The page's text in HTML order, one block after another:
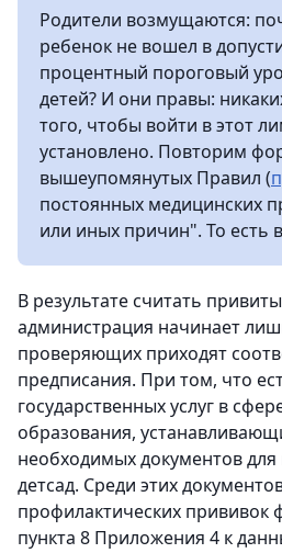
Родители возмущаются:
ребенок не вошел в
процентный пороговый
детей? И они правы:
того, чтобы войти в этот
установлено. Повторим
вышеупомянутых Правил (
постоянных медицинских
или иных причин". То есть
В результате считать
администрация начинает
проверяющих приходят
предписания. При том, что
государственных услуг в
образования,
необходимых документов
детсад. Среди этих
профилактических
пункта 8 Приложения 4 к